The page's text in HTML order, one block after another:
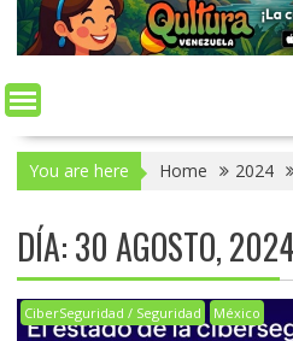
You are here Home 2024
DÍA:30 AGOSTO,
CiberSeguridad / Seguridad México